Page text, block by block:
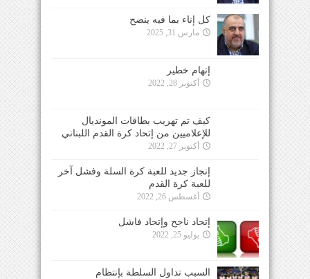
كل إناء بما فيه ينضح
مارس 31, 2025
إتهام خطير
أكتوبر 28, 2022
كيف تم تهريب بطاقات المونديال
للإعلاميين من إتحاد كرة القدم اللبناني
أكتوبر 27, 2022
إنجاز جديد للعبة كرة السلة وفشل آخر
للعبة كرة القدم
أغسطس 26, 2022
إتحاد ناجح وإتحاد فاشل
يوليو 25, 2022
السبب تداول السلطة بإنتظام